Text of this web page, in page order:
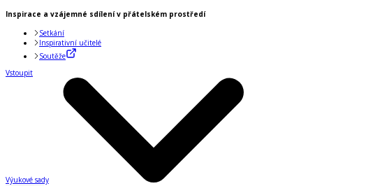
Inspirace a vzájemné sdílení v přátelském prostředí
Setkání
Inspirativní učitelé
Soutěže
Vstoupit
Výukové sady